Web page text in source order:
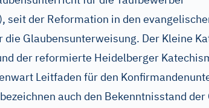
seit der Reformation in den
die Glaubensunterweisung. Der Kleine
der reformierte Heidelberger
Leitfaden für den
auch den Bekenntnisstand der